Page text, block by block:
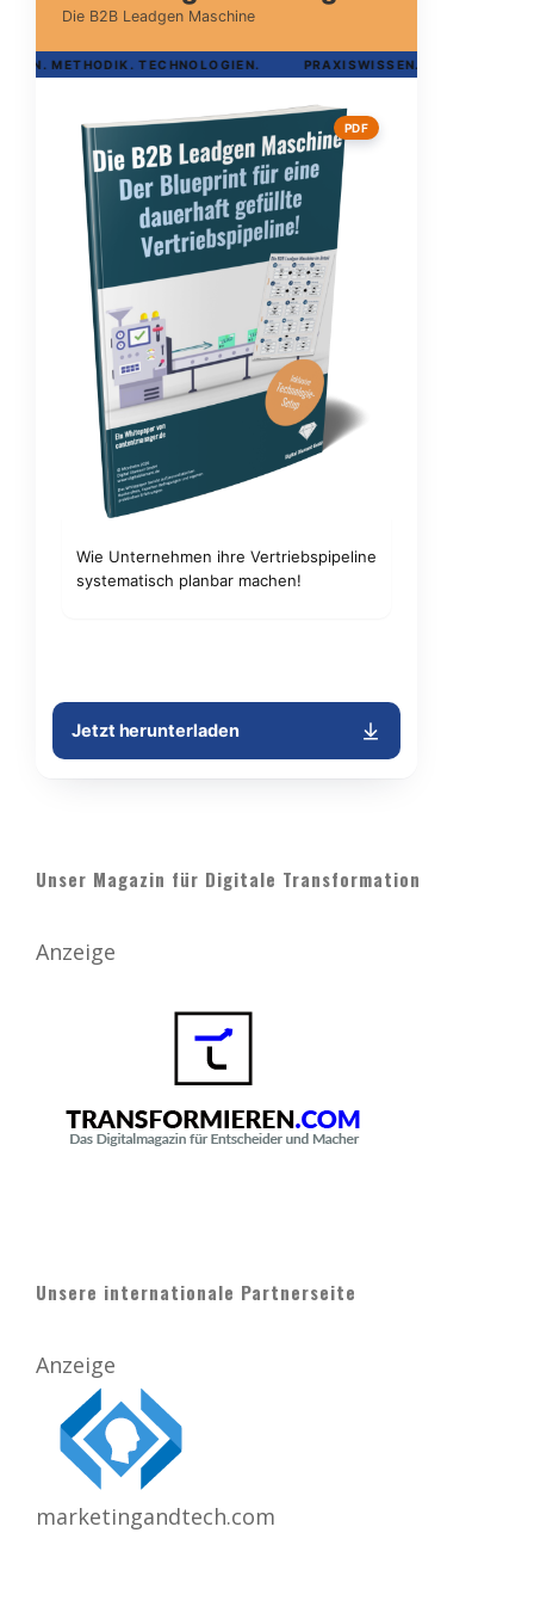
Unser Magazin für Digitale Transformation
Anzeige
Unsere internationale Partnerseite
Anzeige
marketingandtech.com